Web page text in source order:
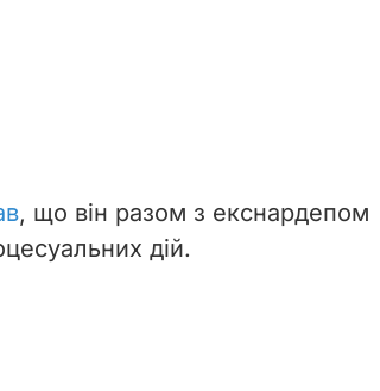
, що він разом з екснардепом
дій.